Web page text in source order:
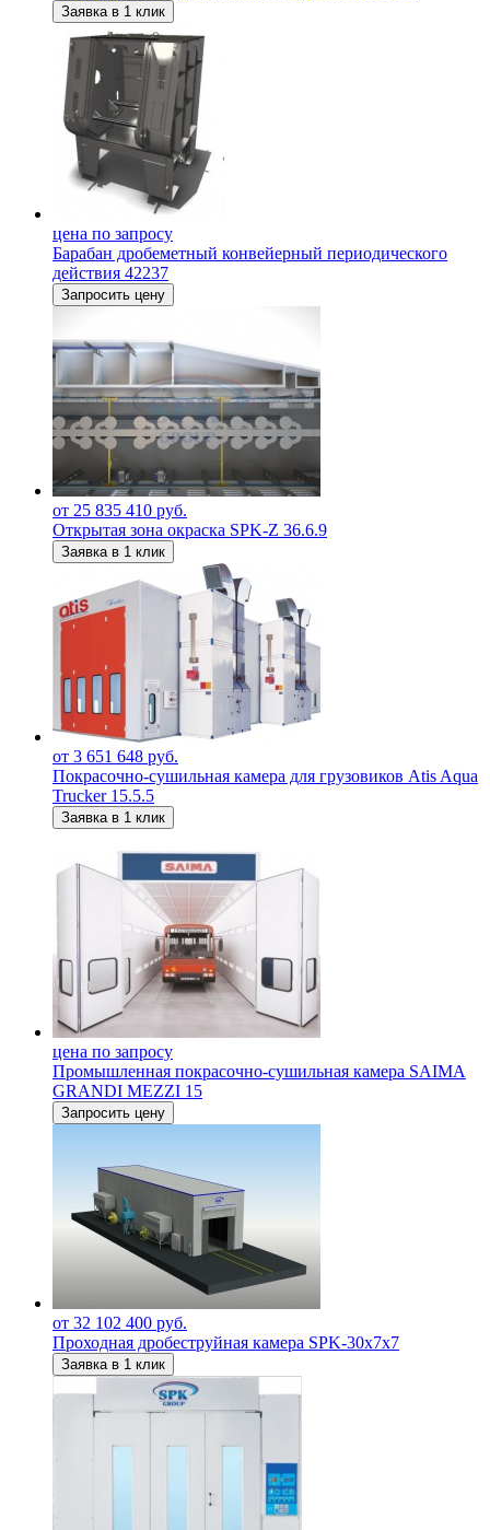
Заявка в 1 клик
цена по запросу
Барабан дробеметный конвейерный периодического
действия 42237
Запросить цену
от 25 835 410 руб.
Открытая зона окраска SPK-Z 36.6.9
Заявка в 1 клик
от 3 651 648 руб.
Покрасочно-сушильная камера для грузовиков Atis Aqua
Trucker 15.5.5
Заявка в 1 клик
цена по запросу
Промышленная покрасочно-сушильная камера SAIMA
GRANDI MEZZI 15
Запросить цену
от 32 102 400 руб.
Проходная дробеструйная камера SPK-30х7х7
Заявка в 1 клик